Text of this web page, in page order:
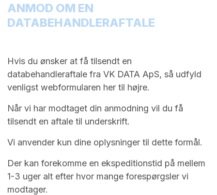
ANMOD OM EN
DATABEHANDLERAFTALE
Hvis du ønsker at få tilsendt en
databehandleraftale fra VK DATA ApS, så udfyld
venligst webformularen her til højre.
Når vi har modtaget din anmodning vil du få
tilsendt en aftale til underskrift.
Vi anvender kun dine oplysninger til dette formål.
Der kan forekomme en ekspeditionstid på mellem
1-3 uger alt efter hvor mange forespørgsler vi
modtager.